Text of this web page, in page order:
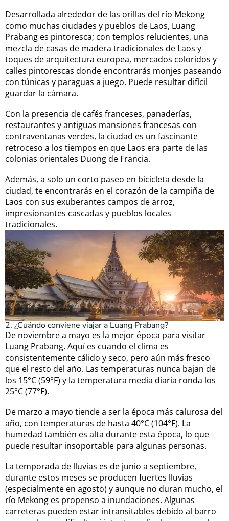
Desarrollada alrededor de las orillas del río Mekong
como muchas ciudades y pueblos de Laos, Luang
Prabang es pintoresca; con templos relucientes, una
mezcla de casas de madera tradicionales de Laos y
toques de arquitectura europea, mercados coloridos y
calles pintorescas donde encontrarás monjes paseando
con túnicas y paraguas a juego. Puede resultar difícil
guardar la cámara.
Con la presencia de cafés franceses, panaderías,
restaurantes y antiguas mansiones francesas con
contraventanas verdes, la ciudad es un fascinante
retroceso a los tiempos en que Laos era parte de las
colonias orientales Duong de Francia.
Además, a solo un corto paseo en bicicleta desde la
ciudad, te encontrarás en el corazón de la campiña de
Laos con sus exuberantes campos de arroz,
impresionantes cascadas y pueblos locales
tradicionales.
2. ¿Cuándo conviene viajar a Luang Prabang?
De noviembre a mayo es la mejor época para visitar
Luang Prabang. Aquí es cuando el clima es
consistentemente cálido y seco, pero aún más fresco
que el resto del año. Las temperaturas nunca bajan de
los 15°C (59°F) y la temperatura media diaria ronda los
25°C (77°F).
De marzo a mayo tiende a ser la época más calurosa del
año, con temperaturas de hasta 40°C (104°F). La
humedad también es alta durante esta época, lo que
puede resultar insoportable para algunas personas.
La temporada de lluvias es de junio a septiembre,
durante estos meses se producen fuertes lluvias
(especialmente en agosto) y aunque no duran mucho, el
río Mekong es propenso a inundaciones. Algunas
carreteras pueden estar intransitables debido al barro